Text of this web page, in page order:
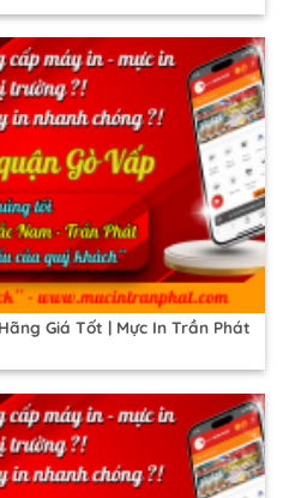
Giá Tốt | Mực In Trần Phát